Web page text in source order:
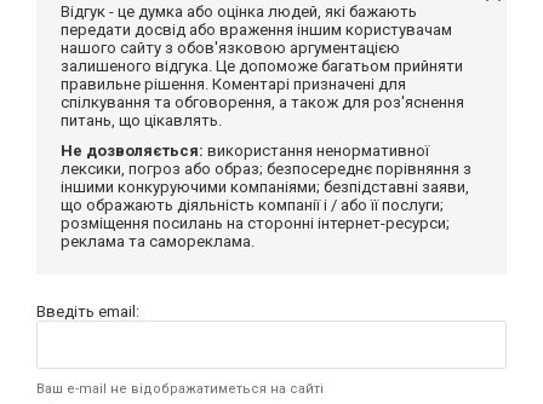
Відгук - це думка або оцінка людей, які бажають
передати досвід або враження іншим користувачам
нашого сайту з обов'язковою аргументацією
залишеного відгука. Це допоможе багатьом прийняти
правильне рішення. Коментарі призначені для
спілкування та обговорення, а також для роз'яснення
питань, що цікавлять.
Не дозволяється: використання ненормативної
лексики, погроз або образ; безпосереднє порівняння з
іншими конкуруючими компаніями; безпідставні заяви,
що ображають діяльність компанії і / або її послуги;
розміщення посилань на сторонні інтернет-ресурси;
реклама та самореклама.
Введіть email:
Ваш e-mail не відображатиметься на сайті